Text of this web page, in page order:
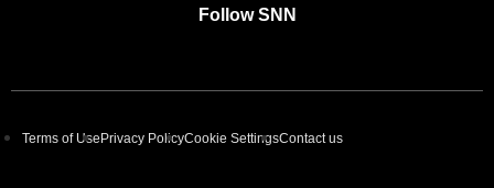
Follow SNN
Terms of UsePrivacy PolicyCookie SettingsContact us